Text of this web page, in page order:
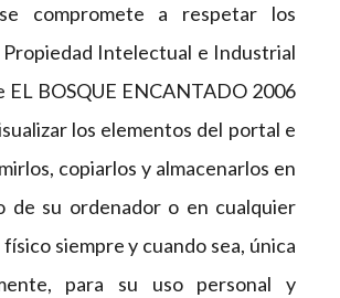
compromete a respetar los
Intelectual e Industrial
BOSQUE ENCANTADO 2006
los elementos del portal e
copiarlos y almacenarlos en
de su ordenador o en cualquier
siempre y cuando sea, única
para su uso personal y